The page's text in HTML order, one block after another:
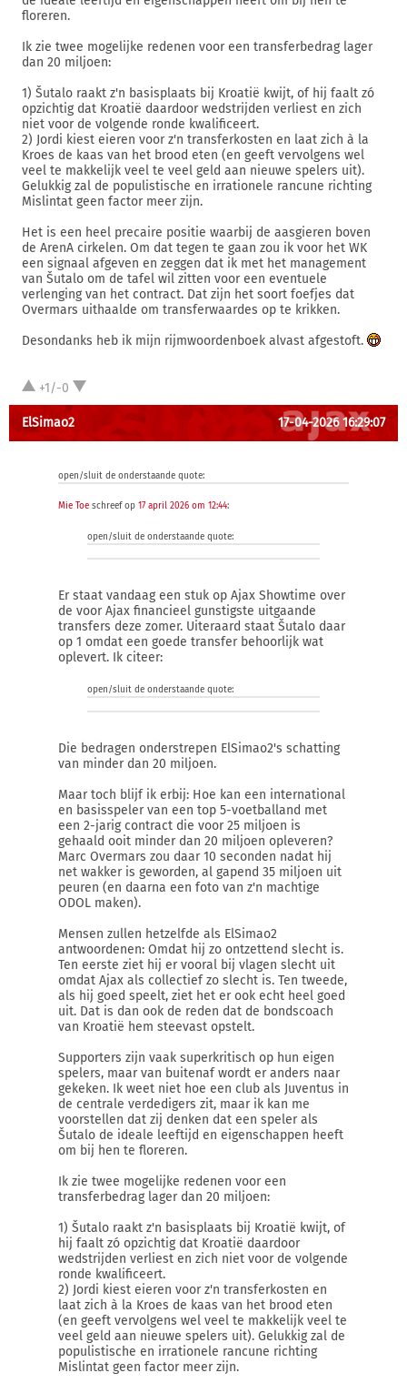
floreren.
Ik zie twee mogelijke redenen voor een transferbedrag lager
dan 20 miljoen:
1) Šutalo raakt z'n basisplaats bij Kroatië kwijt, of hij faalt zó
opzichtig dat Kroatië daardoor wedstrijden verliest en zich
niet voor de volgende ronde kwalificeert.
2) Jordi kiest eieren voor z'n transferkosten en laat zich à la
Kroes de kaas van het brood eten (en geeft vervolgens wel
veel te makkelijk veel te veel geld aan nieuwe spelers uit).
Gelukkig zal de populistische en irrationele rancune richting
Mislintat geen factor meer zijn.
Het is een heel precaire positie waarbij de aasgieren boven
de ArenA cirkelen. Om dat tegen te gaan zou ik voor het WK
een signaal afgeven en zeggen dat ik met het management
van Šutalo om de tafel wil zitten voor een eventuele
verlenging van het contract. Dat zijn het soort foefjes dat
Overmars uithaalde om transferwaardes op te krikken.
Desondanks heb ik mijn rijmwoordenboek alvast afgestoft.
+1/-0
ElSimao2 17-04-2026 16:29:07
open/sluit de onderstaande quote:
Mie Toe schreef op 17 april 2026 om 12:44:
open/sluit de onderstaande quote:
Er staat vandaag een stuk op Ajax Showtime over
de voor Ajax financieel gunstigste uitgaande
transfers deze zomer. Uiteraard staat Šutalo daar
op 1 omdat een goede transfer behoorlijk wat
oplevert. Ik citeer:
open/sluit de onderstaande quote:
Die bedragen onderstrepen ElSimao2's schatting
van minder dan 20 miljoen.
Maar toch blijf ik erbij: Hoe kan een international
en basisspeler van een top 5-voetballand met
een 2-jarig contract die voor 25 miljoen is
gehaald ooit minder dan 20 miljoen opleveren?
Marc Overmars zou daar 10 seconden nadat hij
net wakker is geworden, al gapend 35 miljoen uit
peuren (en daarna een foto van z'n machtige
ODOL maken).
Mensen zullen hetzelfde als ElSimao2
antwoordenen: Omdat hij zo ontzettend slecht is.
Ten eerste ziet hij er vooral bij vlagen slecht uit
omdat Ajax als collectief zo slecht is. Ten tweede,
als hij goed speelt, ziet het er ook echt heel goed
uit. Dat is dan ook de reden dat de bondscoach
van Kroatië hem steevast opstelt.
Supporters zijn vaak superkritisch op hun eigen
spelers, maar van buitenaf wordt er anders naar
gekeken. Ik weet niet hoe een club als Juventus in
de centrale verdedigers zit, maar ik kan me
voorstellen dat zij denken dat een speler als
Šutalo de ideale leeftijd en eigenschappen heeft
om bij hen te floreren.
Ik zie twee mogelijke redenen voor een
transferbedrag lager dan 20 miljoen:
1) Šutalo raakt z'n basisplaats bij Kroatië kwijt, of
hij faalt zó opzichtig dat Kroatië daardoor
wedstrijden verliest en zich niet voor de volgende
ronde kwalificeert.
2) Jordi kiest eieren voor z'n transferkosten en
laat zich à la Kroes de kaas van het brood eten
(en geeft vervolgens wel veel te makkelijk veel te
veel geld aan nieuwe spelers uit). Gelukkig zal de
populistische en irrationele rancune richting
Mislintat geen factor meer zijn.